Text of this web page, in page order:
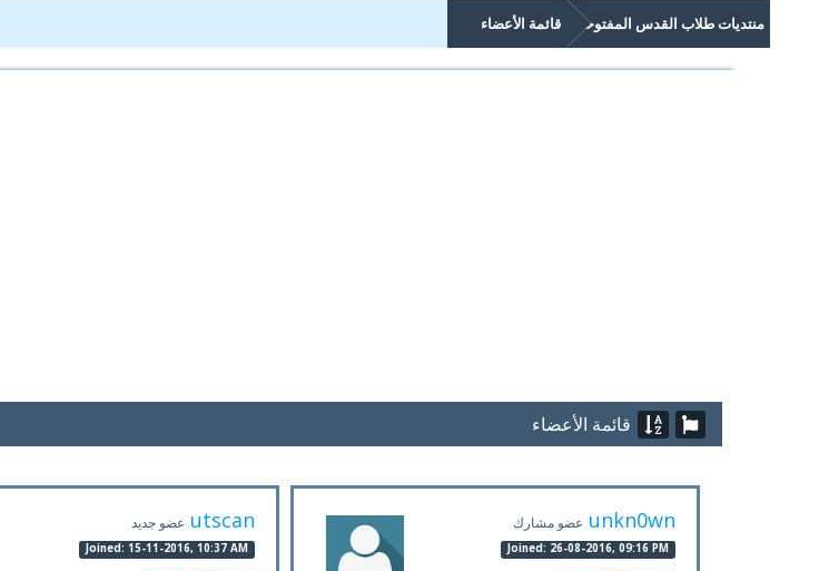
منتديات طلاب القدس المفتوحة قائمة الأعضاء
قائمة الأعضاء
unkn0wn عضو مشارك
Joined: 26-08-2016, 09:16 PM
utscan عضو جديد
Joined: 15-11-2016, 10:37 AM